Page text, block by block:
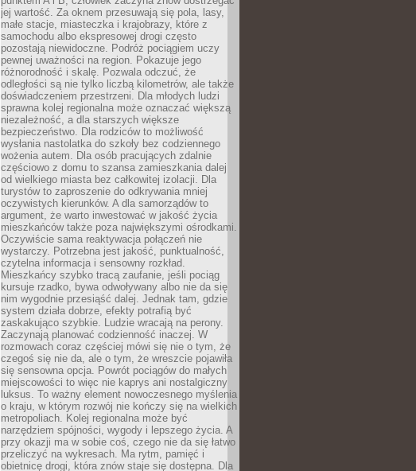
jej wartość. Za oknem przesuwają się pola, lasy,
małe stacje, miasteczka i krajobrazy, które z
samochodu albo ekspresowej drogi często
pozostają niewidoczne. Podróż pociągiem uczy
pewnej uważności na region. Pokazuje jego
różnorodność i skalę. Pozwala odczuć, że
odległości są nie tylko liczbą kilometrów, ale także
doświadczeniem przestrzeni. Dla młodych ludzi
sprawna kolej regionalna może oznaczać większą
niezależność, a dla starszych większe
bezpieczeństwo. Dla rodziców to możliwość
wysłania nastolatka do szkoły bez codziennego
wożenia autem. Dla osób pracujących zdalnie
częściowo z domu to szansa zamieszkania dalej
od wielkiego miasta bez całkowitej izolacji. Dla
turystów to zaproszenie do odkrywania mniej
oczywistych kierunków. A dla samorządów to
argument, że warto inwestować w jakość życia
mieszkańców także poza największymi ośrodkami.
Oczywiście sama reaktywacja połączeń nie
wystarczy. Potrzebna jest jakość, punktualność,
czytelna informacja i sensowny rozkład.
Mieszkańcy szybko tracą zaufanie, jeśli pociąg
kursuje rzadko, bywa odwoływany albo nie da się
nim wygodnie przesiąść dalej. Jednak tam, gdzie
system działa dobrze, efekty potrafią być
zaskakująco szybkie. Ludzie wracają na perony.
Zaczynają planować codzienność inaczej. W
rozmowach coraz częściej mówi się nie o tym, że
czegoś się nie da, ale o tym, że wreszcie pojawiła
się sensowna opcja. Powrót pociągów do małych
miejscowości to więc nie kaprys ani nostalgiczny
luksus. To ważny element nowoczesnego myślenia
o kraju, w którym rozwój nie kończy się na wielkich
metropoliach. Kolej regionalna może być
narzędziem spójności, wygody i lepszego życia. A
przy okazji ma w sobie coś, czego nie da się łatwo
przeliczyć na wykresach. Ma rytm, pamięć i
obietnicę drogi, która znów staje się dostępna. Dla